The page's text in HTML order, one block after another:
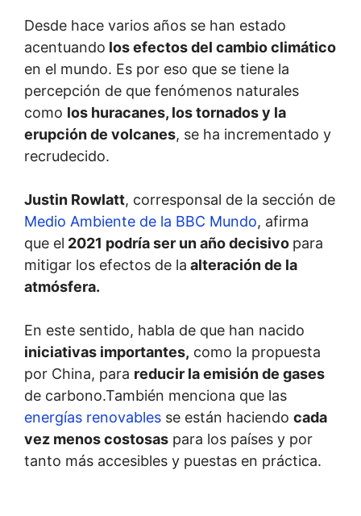
Desde hace varios años se han estado
acentuando los efectos del cambio climático
en el mundo. Es por eso que se tiene la
percepción de que fenómenos naturales
como los huracanes, los tornados y la
erupción de volcanes, se ha incrementado y
recrudecido.
Justin Rowlatt, corresponsal de la sección de
Medio Ambiente de la BBC Mundo, afirma
que el 2021 podría ser un año decisivo para
mitigar los efectos de la alteración de la
atmósfera.
En este sentido, habla de que han nacido
iniciativas importantes, como la propuesta
por China, para reducir la emisión de gases
de carbono.También menciona que las
energías renovables se están haciendo cada
vez menos costosas para los países y por
tanto más accesibles y puestas en práctica.